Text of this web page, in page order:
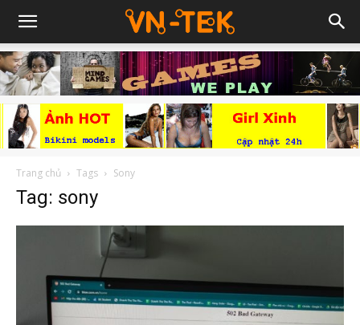
Trang chủ Tags Sony
Tag: sony